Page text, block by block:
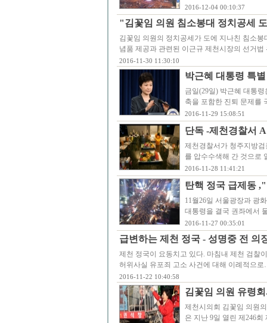
2016-12-04 00:10:37
"김꽃임 의원 침소봉대 정치공세
김꽃임 의원의 정치공세가 도에 지나친 침소
념품 제공과 관련된 이근규 제천시장의 선거
2016-11-30 11:30:10
박근혜 대통령 특
금일(29일) 박근혜 대통
축을 포함한 진퇴 문제를
2016-11-29 15:08:51
단독 -제천경찰서
제천경찰서가 청주지방
를 압수수색해 간 것으로
2016-11-28 11:41:21
탄핵 정국 급제동
11월26일 서울광장과 광
대통령을 결국 권좌에서
2016-11-27 00:35:01
급변하는 제천 정국 - 성명중 전
제천 정국이 요동치고 있다. 마침내 제천 검찰
허위사실 유포죄 고소 사건에 대해 이례적으
2016-11-22 10:40:58
김꽃임 의원 유령
제천시의회 김꽃임 의원
은 지난 9일 열린 제246